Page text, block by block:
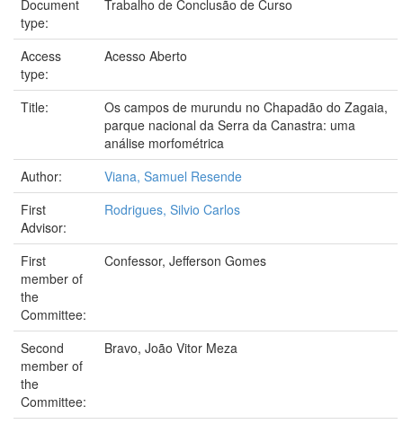
Document
type:
Trabalho de Conclusão de Curso
Access
type:
Acesso Aberto
Title:
Os campos de murundu no Chapadão do Zagaia,
parque nacional da Serra da Canastra: uma
análise morfométrica
Author:
Viana, Samuel Resende
First
Advisor:
Rodrigues, Silvio Carlos
First
member of
the
Committee:
Confessor, Jefferson Gomes
Second
member of
the
Committee:
Bravo, João Vitor Meza